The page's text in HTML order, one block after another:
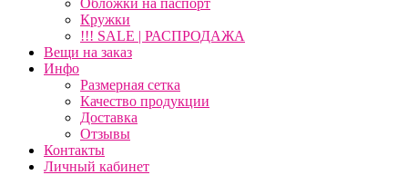
Обложки на паспорт
Кружки
!!! SALE | РАСПРОДАЖА
Вещи на заказ
Инфо
Размерная сетка
Качество продукции
Доставка
Отзывы
Контакты
Личный кабинет